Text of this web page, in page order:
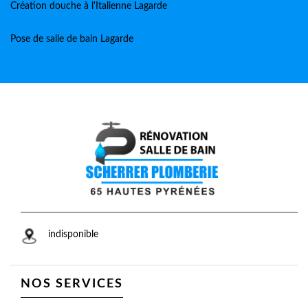
Création douche à l'Italienne Lagarde
Pose de salle de bain Lagarde
indisponible
NOS SERVICES